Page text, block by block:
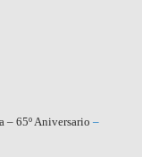
– 65º Aniversario –